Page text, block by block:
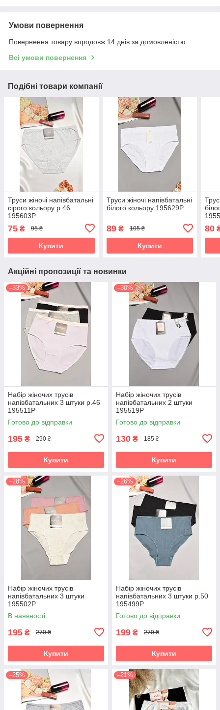
Умови повернення
Повернення товару впродовж 14 днів за домовленістю
Всі умови повернення
Подібні товари компанії
Труси жіночі напівбатальні
сірого кольору р.46
195603P
75 ₴ 95 ₴
Купити
Труси жіночі напівбатальні
білого кольору 195629P
89₴ 105 ₴
Купити
80
Акційні пропозиції та новинки
–33%
Набір жіночих трусів
напівбатальних 3 штуки р.46
195511P
Готово до відправки
195 ₴ 290 ₴
Купити
–30%
Набір жіночих трусів
напівбатальних 2 штуки
195519P
Готово до відправки
130 ₴ 185 ₴
Купити
–28%
Набір жіночих трусів
напівбатальних 3 штуки
195502P
В наявності
195 ₴ 270 ₴
Купити
–26%
Набір жіночих трусів
напівбатальних 3 штуки р.50
195499P
Готово до відправки
199 ₴ 270 ₴
Купити
–25% –21%